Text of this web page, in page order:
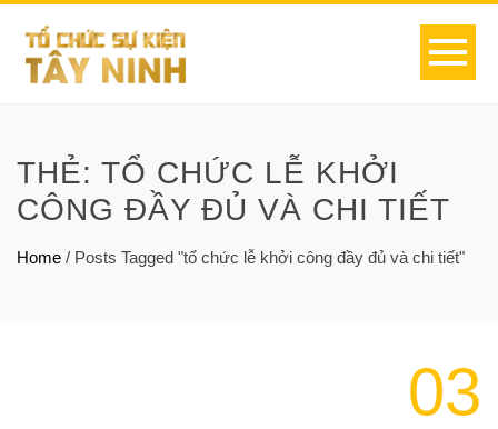
THẺ: TỔ CHỨC LỄ KHỞI
CÔNG ĐẦY ĐỦ VÀ CHI TIẾT
Home / Posts Tagged "tổ chức lễ khởi công đầy đủ và chi tiết"
03